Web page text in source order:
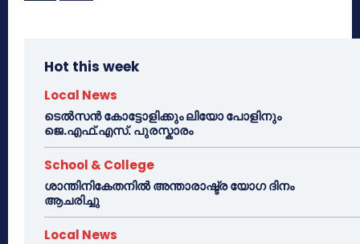
Hot this week
Local News
ടെൽസൻ കോട്ടോളിക്കും ലിയോ പോളിനും
ജെ.എഫ്.എസ്. പുരസ്കാരം
School & College
ശാന്തിനികേതനിൽ അന്താരാഷ്ട്ര യോഗ ദിനം
ആചരിച്ചു
Local News